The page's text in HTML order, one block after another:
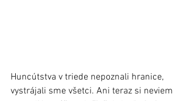
Huncútstva v triede nepoznali hranice,
vystrájali sme všetci. Ani teraz si neviem